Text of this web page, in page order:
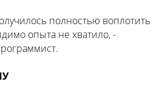
полностью воплотить
опыта не хватило, -